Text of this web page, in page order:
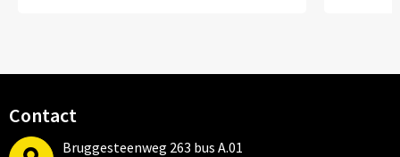
Contact
Bruggesteenweg 263 bus A.01